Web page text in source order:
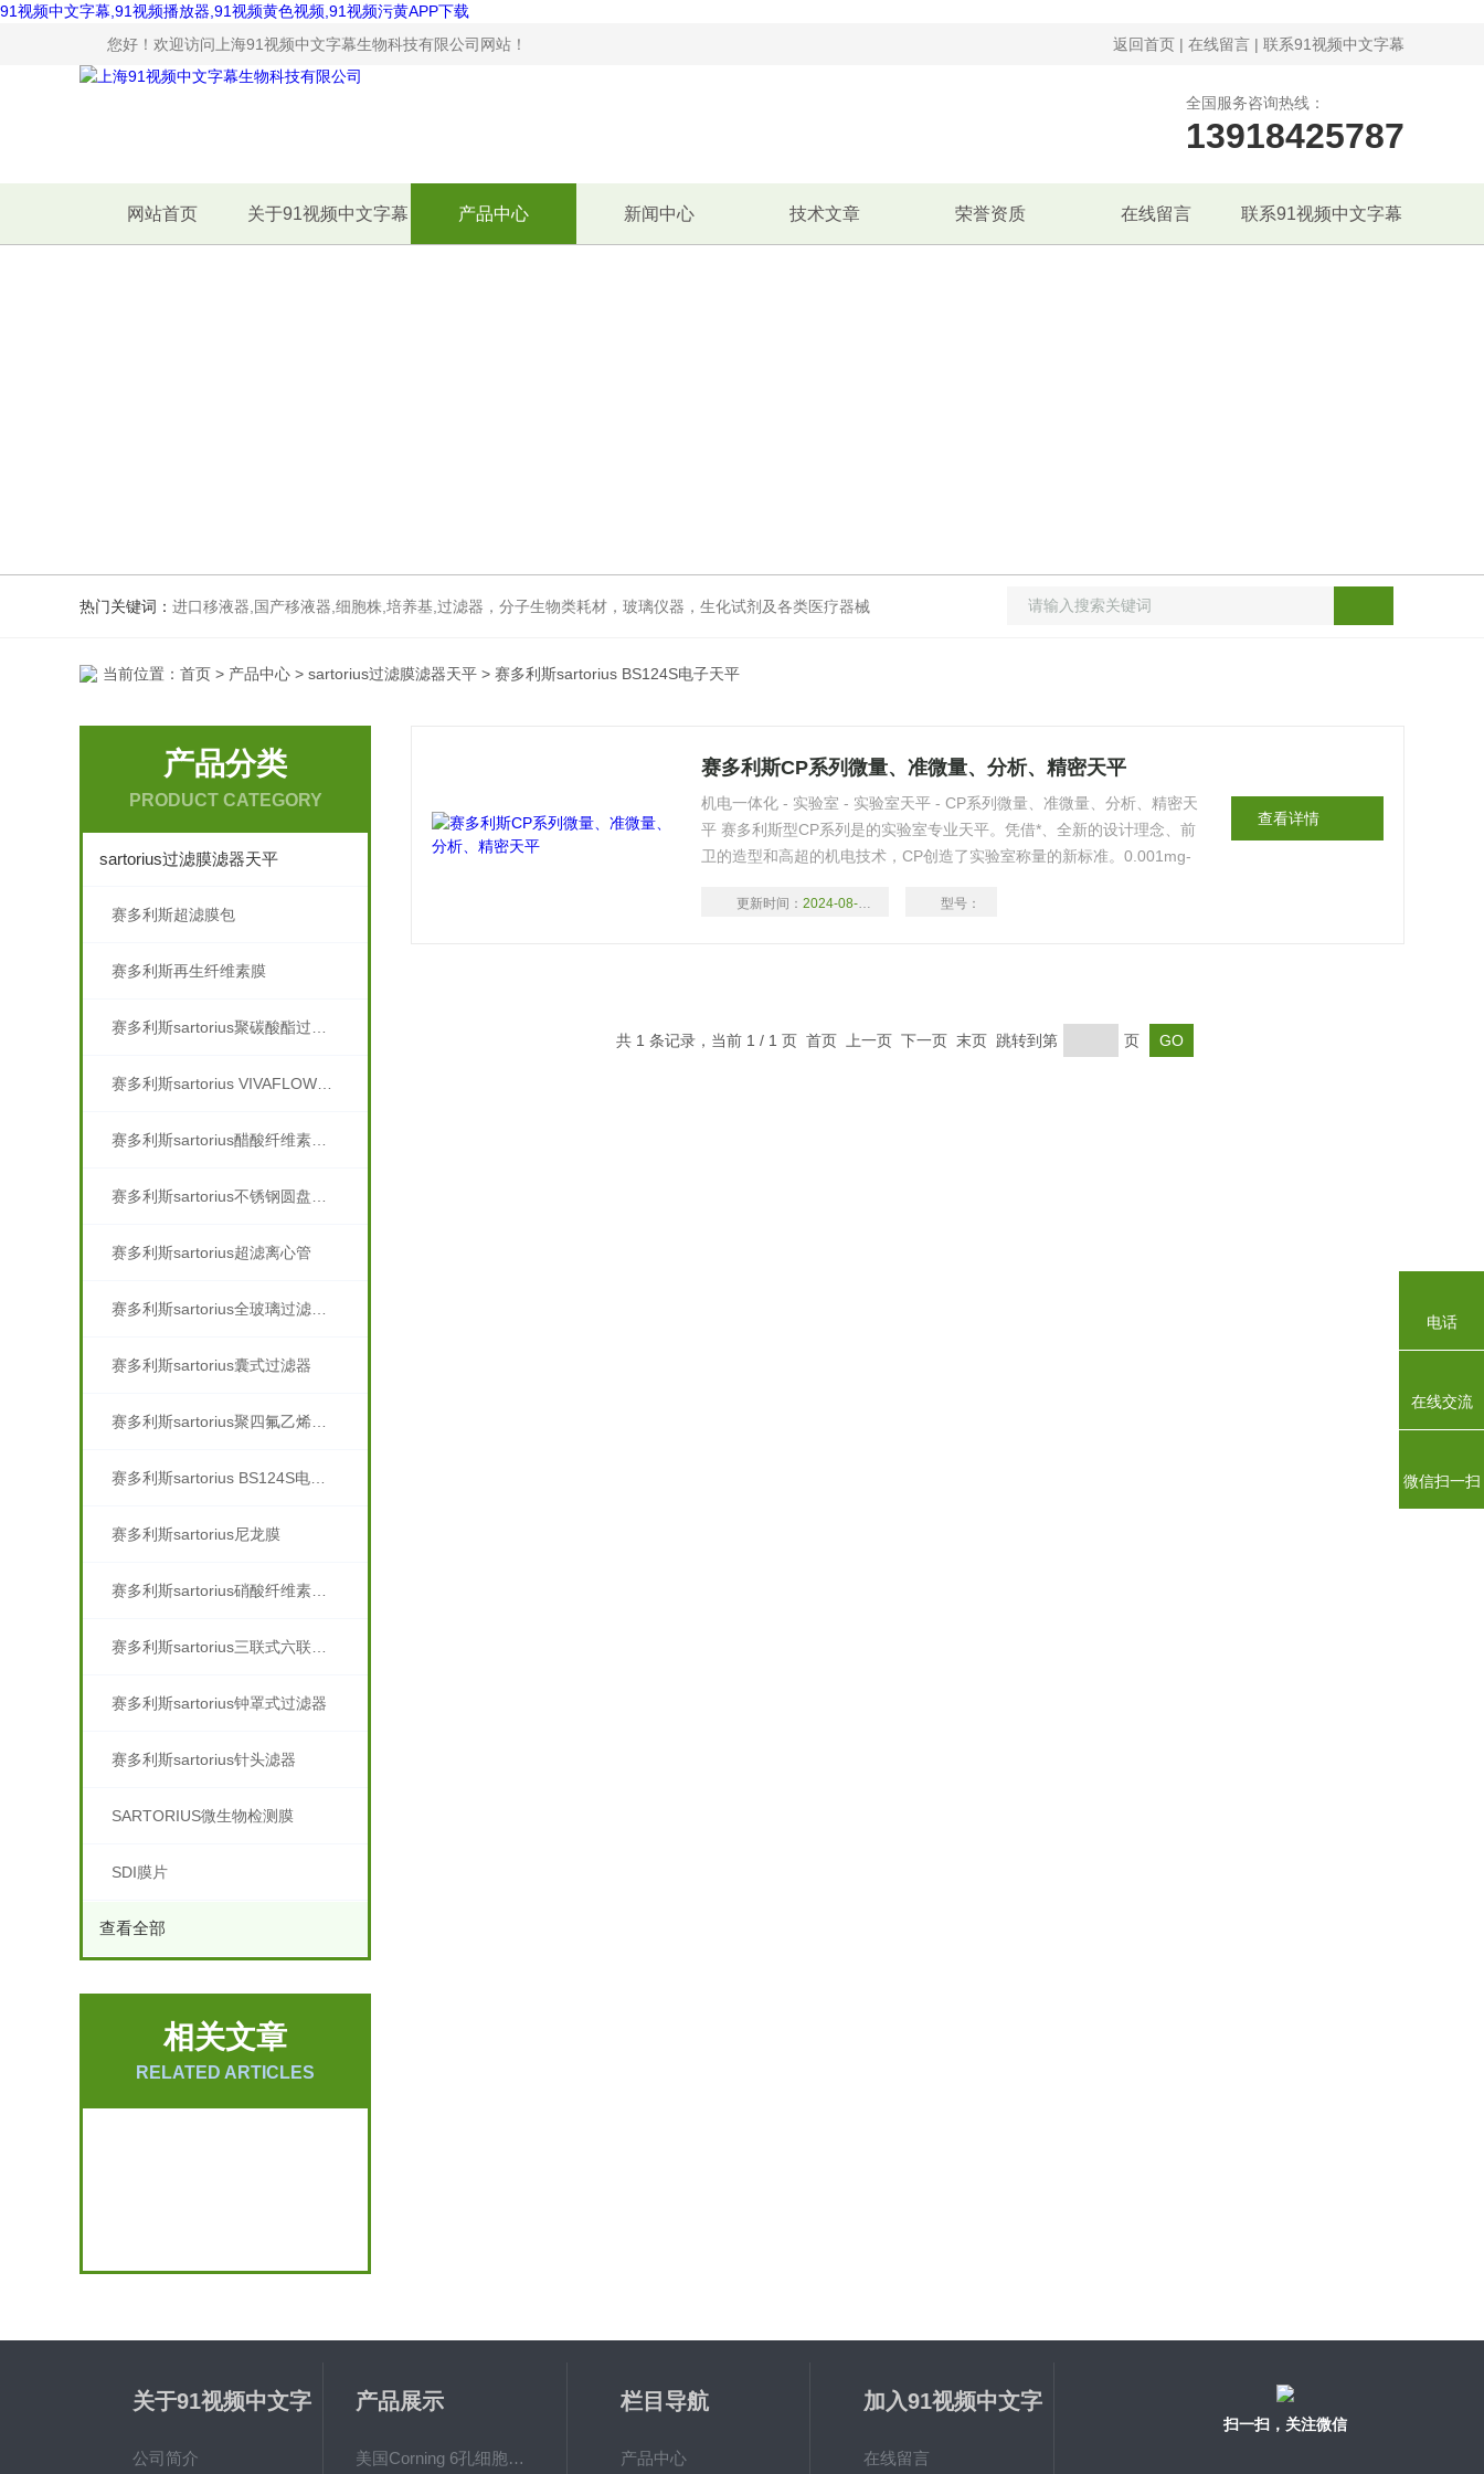
91视频中文字幕,91视频播放器,91视频黄色视频,91视频污黄APP下载
您好！欢迎访问上海91视频中文字幕生物科技有限公司网站！
返回首页 | 在线留言 | 联系91视频中文字幕
全国服务咨询热线：
13918425787
网站首页 关于91视频中文字幕 产品中心 新闻中心 技术文章 荣誉资质 在线留言 联系91视频中文字幕
热门关键词： 进口移液器,国产移液器,细胞株,培养基,过滤器，分子生物类耗材，玻璃仪器，生化试剂及各类医疗器械
当前位置： 首页 > 产品中心 > sartorius过滤膜滤器天平 > 赛多利斯sartorius BS124S电子天平
产品分类
PRODUCT CATEGORY
sartorius过滤膜滤器天平
赛多利斯超滤膜包
赛多利斯再生纤维素膜
赛多利斯sartorius VIVAFLOW超滤膜包
赛多利斯sartorius醋酸纤维素滤膜
赛多利斯sartorius超滤离心管
赛多利斯sartorius全玻璃过滤器溶剂过滤器
赛多利斯sartorius囊式过滤器
赛多利斯sartorius聚四氟乙烯滤膜PTFE
赛多利斯sartorius BS124S电子天平
赛多利斯sartorius尼龙膜
赛多利斯sartorius硝酸纤维素滤膜
赛多利斯sartorius钟罩式过滤器
赛多利斯sartorius针头滤器
SARTORIUS微生物检测膜
SDI膜片
查看全部
相关文章
RELATED ARTICLES
赛多利斯CP系列微量、准微量、分析、精密天平
机电一体化 - 实验室 - 实验室天平 - CP系列微量、准微量、分析、精密天
平 赛多利斯型CP系列是的实验室专业天平。凭借*、全新的设计理念、前
卫的造型和高超的机电技术，CP创造了实验室称量的新标准。0.001mg-
格/性能比。 CP型号标准配置具有以下的特性： ● 有背景光的液晶显示屏
更新时间：2024-08-18 型号：
查看详情
共 1 条记录，当前 1 / 1 页 首页 上一页 下一页 末页 跳转到第 页
关于91视频中文字
公司简介
产品展示
美国Corning 6孔细胞培养板
栏目导航
产品中心
加入91视频中文字
在线留言
扫一扫，关注微信
电话
在线交流
微信扫一扫